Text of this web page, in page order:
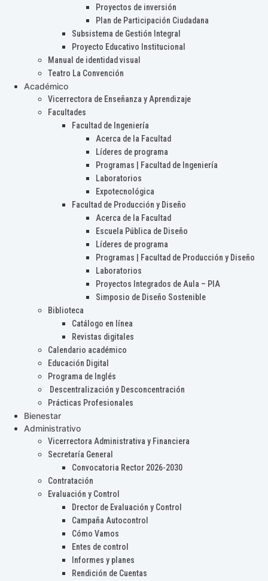
Proyectos de inversión
Plan de Participación Ciudadana
Subsistema de Gestión Integral
Proyecto Educativo Institucional
Manual de identidad visual
Teatro La Convención
Académico
Vicerrectora de Enseñanza y Aprendizaje
Facultades
Facultad de Ingeniería
Acerca de la Facultad
Líderes de programa
Programas | Facultad de Ingeniería
Laboratorios
Expotecnológica
Facultad de Producción y Diseño
Acerca de la Facultad
Escuela Pública de Diseño
Líderes de programa
Programas | Facultad de Producción y Diseño
Laboratorios
Proyectos Integrados de Aula – PIA
Simposio de Diseño Sostenible
Biblioteca
Catálogo en línea
Revistas digitales
Calendario académico
Educación Digital
Programa de Inglés
Descentralización y Desconcentración
Prácticas Profesionales
Bienestar
Administrativo
Vicerrectora Administrativa y Financiera
Secretaría General
Convocatoria Rector 2026-2030
Contratación
Evaluación y Control
Drector de Evaluación y Control
Campaña Autocontrol
Cómo Vamos
Entes de control
Informes y planes
Rendición de Cuentas